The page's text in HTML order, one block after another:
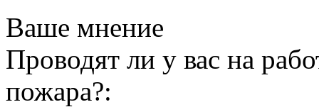
Ваше мнение
Проводят ли у вас на
пожара?: